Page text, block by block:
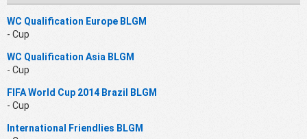
WC Qualification Europe BLGM
- Cup
WC Qualification Asia BLGM
- Cup
FIFA World Cup 2014 Brazil BLGM
- Cup
International Friendlies BLGM